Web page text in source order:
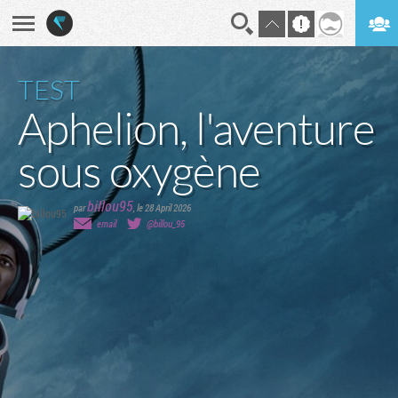
TEST
Aphelion, l'aventure
sous oxygène
parbillou95,le 28 April 2026
email
@billou_95
Digest